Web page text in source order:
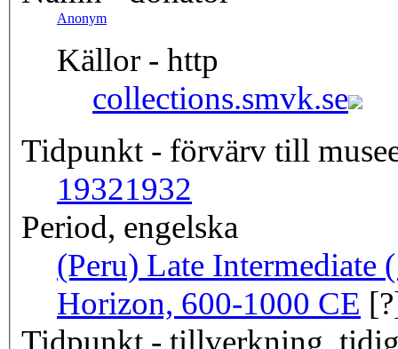
Anonym
Källor - http
collections.smvk.se
Tidpunkt - förvärv till
19321932
Period, engelska
(Peru) Late Intermediate
Horizon, 600-1000 CE
Tidpunkt - tillverkning,